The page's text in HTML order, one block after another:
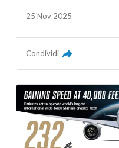
25 Nov 2025
Condividi